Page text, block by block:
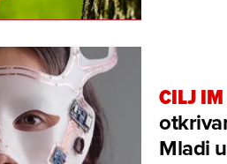
CILJ
Mladi